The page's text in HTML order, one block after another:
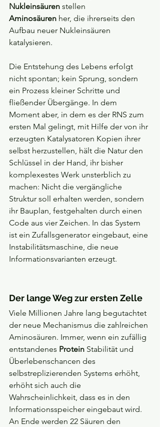
Nukleinsäuren stellen
Aminosäuren her, die ihrerseits den
Aufbau neuer Nukleinsäuren
katalysieren.
Die Entstehung des Lebens erfolgt
nicht spontan; kein Sprung, sondern
ein Prozess kleiner Schritte und
fließender Übergänge. In dem
Moment aber, in dem es der RNS zum
ersten Mal gelingt, mit Hilfe der von ihr
erzeugten Katalysatoren Kopien ihrer
selbst herzustellen, hält die Natur den
Schlüssel in der Hand, ihr bisher
komplexestes Werk unsterblich zu
machen: Nicht die vergängliche
Struktur soll erhalten werden, sondern
ihr Bauplan, festgehalten durch einen
Code aus vier Zeichen. In das System
ist ein Zufallsgenerator eingebaut, eine
Instabilitätsmaschine, die neue
Informationsvarianten erzeugt.
Der lange Weg zur ersten Zelle
Viele Millionen Jahre lang begutachtet
der neue Mechanismus die zahlreichen
Aminosäuren. Immer, wenn ein zufällig
entstandenes Protein Stabilität und
Überlebenschancen des
selbstreplizierenden Systems erhöht,
erhöht sich auch die
Wahrscheinlichkeit, dass es in den
Informationsspeicher eingebaut wird.
An Ende werden 22 Säuren den